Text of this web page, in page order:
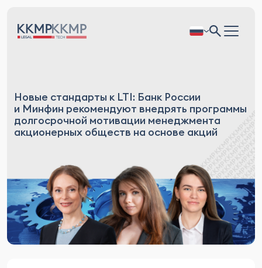
Новые стандарты к LTI: Банк России
и Минфин рекомендуют внедрять программы
долгосрочной мотивации менеджмента
акционерных обществ на основе акций